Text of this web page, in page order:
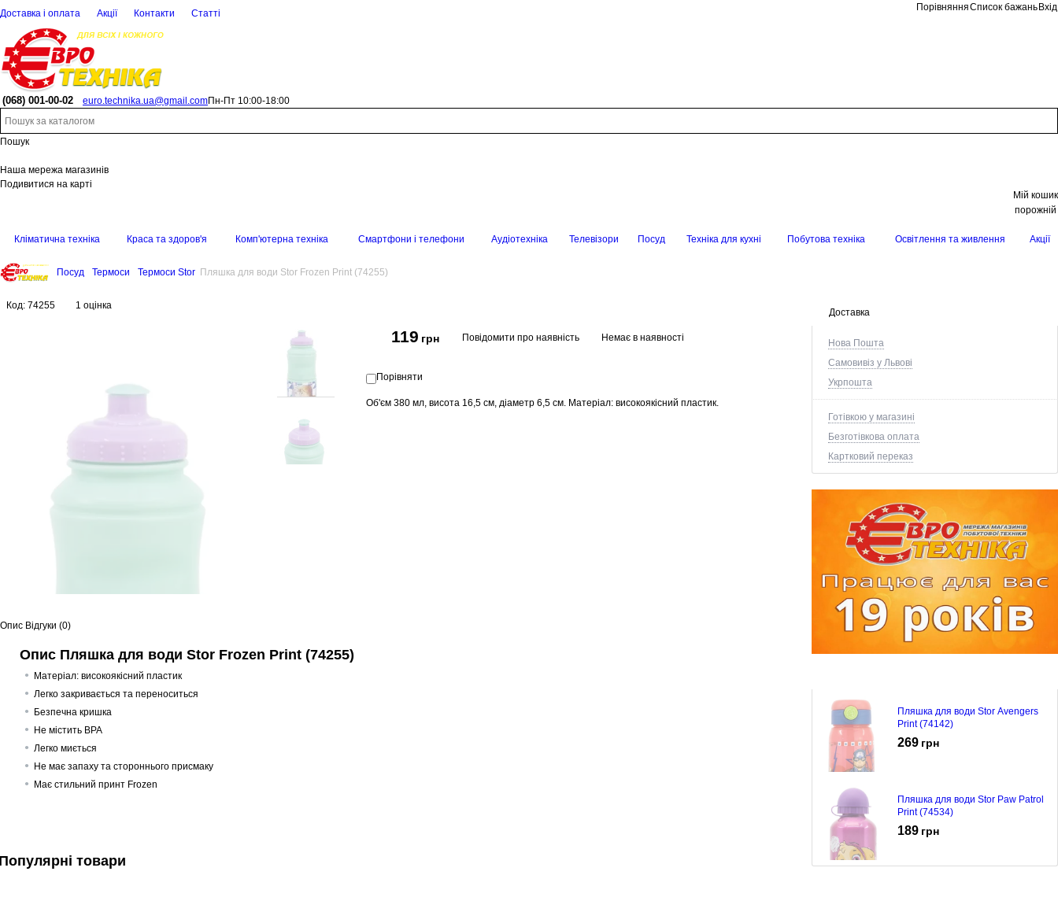
Доставка і оплата Акції Контакти Статті
ПорівнянняСписок бажань Вхід
(068) 001-00-02 euro.technika.ua@gmail.comПн-Пт 10:00-18:00
Пошук
Наша мережа магазинів
Подивитися на карті
Мій кошик
порожній
Кліматична техніка Краса та здоров'я Комп'ютерна техніка Смартфони і телефони Аудіотехніка Телевізори Посуд Техніка для кухні Побутова техніка Освітлення та живлення Акції
Посуд Термоси Термоси Stor Пляшка для води Stor Frozen Print (74255)
Доставка
Нова Пошта
Самовивіз у Львові
Укрпошта
Готівкою у магазині
Безготівкова оплата
Картковий переказ
Пляшка для води Stor Avengers
Print (74142)
269 грн
Пляшка для води Stor Paw Patrol
Print (74534)
189 грн
Код: 74255 1 оцінка
119 грн Повідомити про наявність Немає в наявності
Порівняти
Об'єм 380 мл, висота 16,5 см, діаметр 6,5 см. Матеріал: високоякісний пластик.
Опис Відгуки (0)
Опис Пляшка для води Stor Frozen Print (74255)
Матеріал: високоякісний пластик
Легко закривається та переноситься
Безпечна кришка
Не містить BPA
Легко миється
Не має запаху та стороннього присмаку
Має стильний принт Frozen
товари